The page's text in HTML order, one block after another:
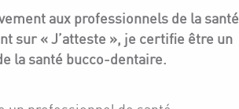
aux professionnels de la santé
sur « J’atteste », je certifie être un
la santé bucco-dentaire.